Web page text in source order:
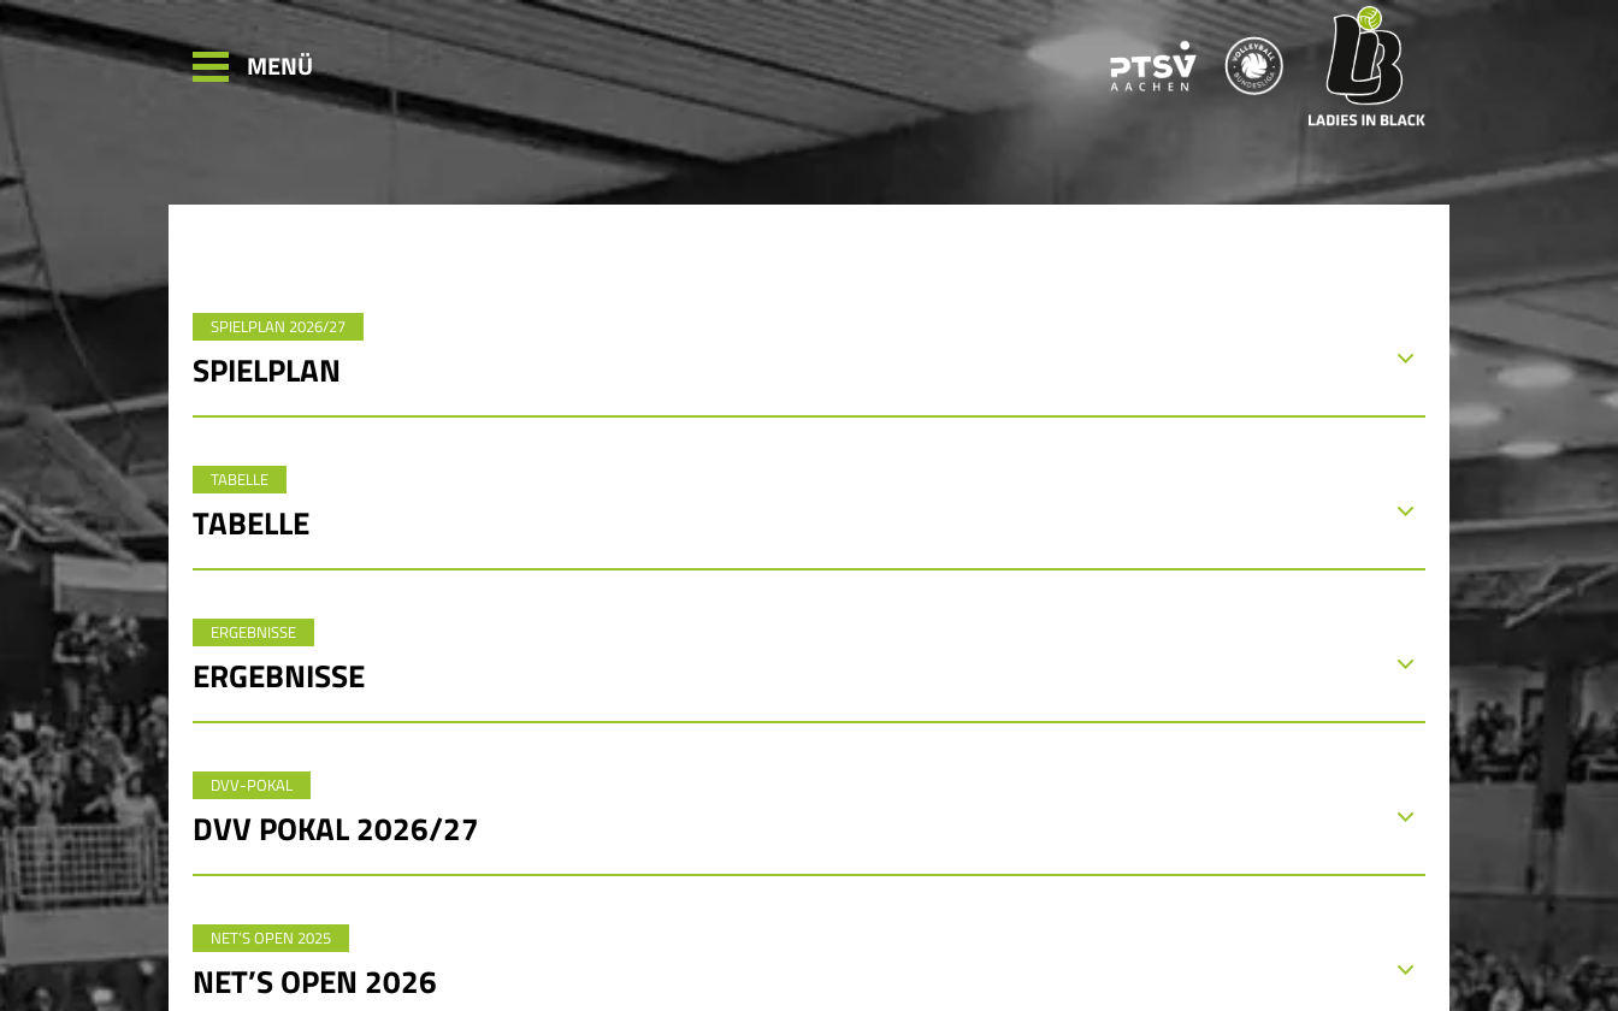
MENÜ
SPIELPLAN 2026/27
SPIELPLAN
TABELLE
TABELLE
ERGEBNISSE
ERGEBNISSE
DVV-POKAL
DVV POKAL 2026/27
NET’S OPEN 2025
NET’S OPEN 2026